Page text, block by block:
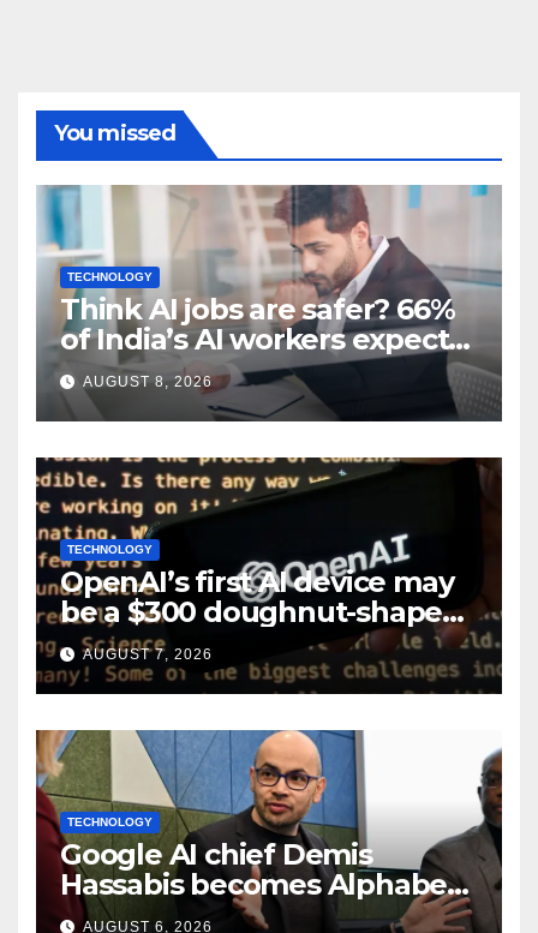
You missed
TECHNOLOGY
Think AI jobs are safer? 66%
of India’s AI workers expect
layoffs
AUGUST 8, 2026
TECHNOLOGY
OpenAI’s first AI device may
be a $300 doughnut-shaped
smart speaker: Report
AUGUST 7, 2026
TECHNOLOGY
Google AI chief Demis
Hassabis becomes Alphabet
chief scientist in leadership
AUGUST 6, 2026